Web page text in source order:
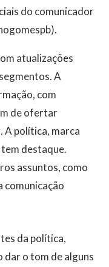
do comunicador
atualizações
A
com
de ofertar
A política, marca
destaque.
assuntos, como
comunicação
da política,
dar o tom de alguns